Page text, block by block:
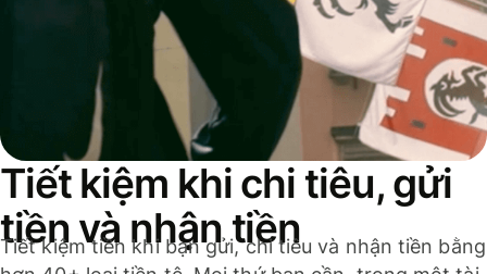
Tiết kiệm khi chi tiêu, gửi
tiền và nhận tiền
Tiết kiệm tiền khi bạn gửi, chi tiêu và nhận tiền bằng